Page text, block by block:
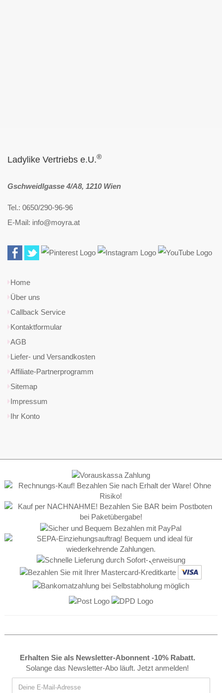
Ladylike Vertriebs e.U.®
Gschweidlgasse 4/A8, 1210 Wien
Tel.: 0650/290-96-96
E-Mail: info@moyra.at
Home
Über uns
Callback Service
Kontaktformular
AGB
Liefer- und Versandkosten
Affiliate-Partnerprogramm
Sitemap
Impressum
Ihr Konto
Erhalten Sie als Newsletter-Abonnent -10% Rabatt.
Solange das Newsletter-Abo läuft. Jetzt anmelden!